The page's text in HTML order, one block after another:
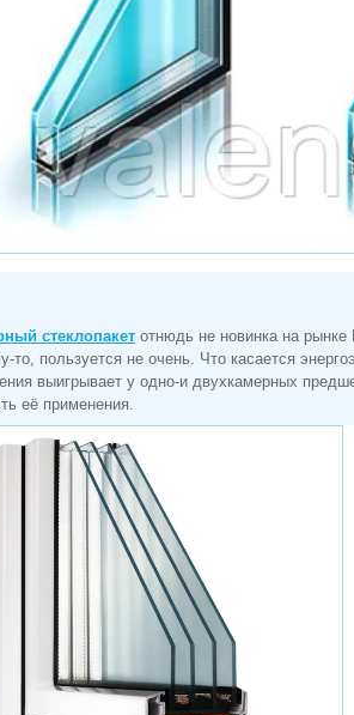
стеклопакет отнюдь не новинка на рынке
то, пользуется не очень. Что касается
выигрывает у одно-и двухкамерных
её применения.